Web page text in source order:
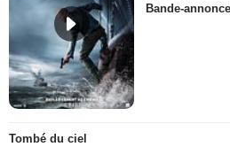
Bande-annonce
Tombé du ciel